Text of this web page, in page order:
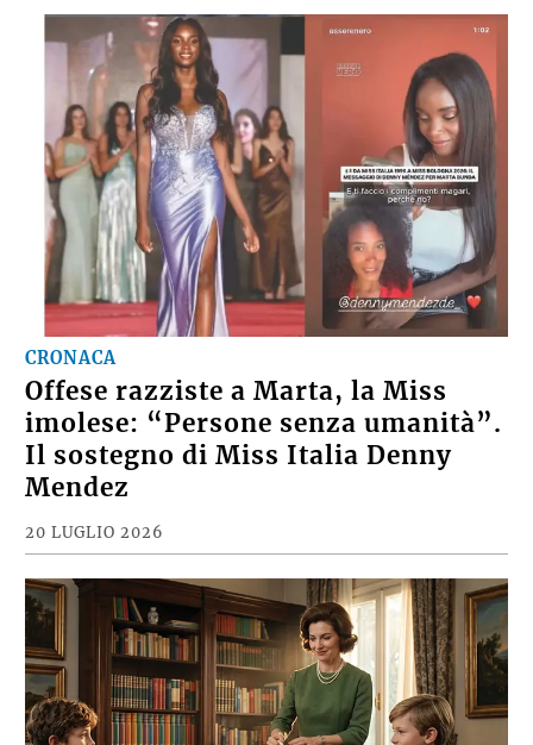
CRONACA
Offese razziste a Marta, la Miss
imolese: “Persone senza umanità”.
Il sostegno di Miss Italia Denny
Mendez
20 LUGLIO 2026